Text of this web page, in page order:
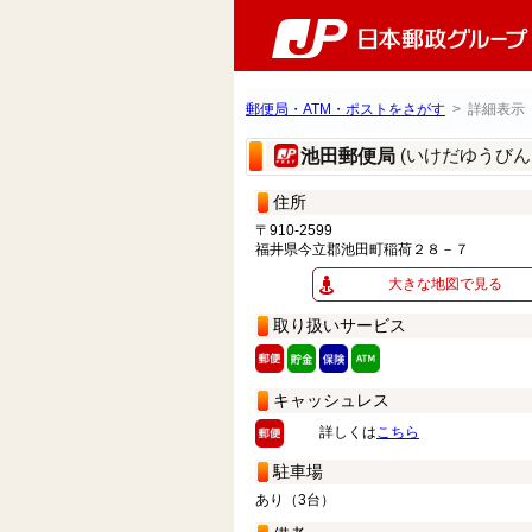
郵便局・ATM・ポストをさがす > 詳細表示
池田郵便局 (いけだゆうび
住所
〒910-2599
福井県今立郡池田町稲荷２８－７
大きな地図で見る
取り扱いサービス
キャッシュレス
詳しくはこちら
駐車場
あり（3台）